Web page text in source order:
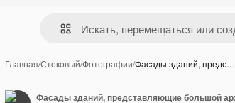
Главная/Стоковый/Фотографии/Фасады зданий, предс…